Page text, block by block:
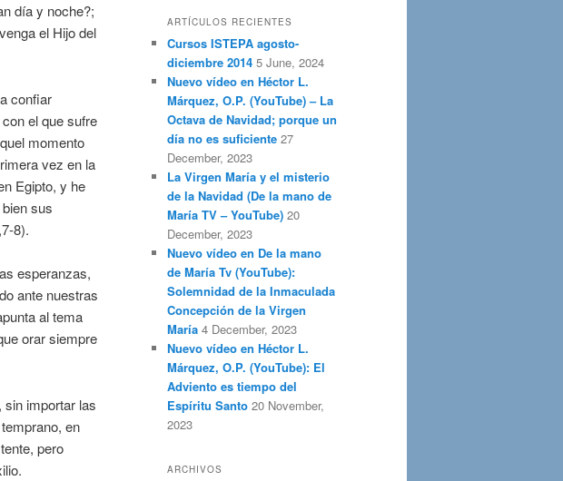
día y noche?;
el Hijo del
confiar
el que sufre
momento
vez en la
Egipto, y he
sus
8).
esperanzas,
ante nuestras
al tema
orar siempre
sin importar las
en
pero
ARTÍCULOS RECIENTES
Cursos ISTEPA agosto-
diciembre 2014 5 June, 2024
Nuevo vídeo en Héctor L.
Márquez, O.P. (YouTube) – La
Octava de Navidad; porque un
día no es suficiente 27
December, 2023
La Virgen María y el misterio
de la Navidad (De la mano de
María TV – YouTube) 20
December, 2023
Nuevo vídeo en De la mano
de María Tv (YouTube):
Solemnidad de la Inmaculada
Concepción de la Virgen
María 4 December, 2023
Nuevo vídeo en Héctor L.
Márquez, O.P. (YouTube): El
Adviento es tiempo del
Espíritu Santo 20 November,
2023
ARCHIVOS